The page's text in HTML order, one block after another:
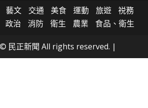
藝文 交通 美食 運動 旅遊
祱務
政治 消防 衛生 農業 食品、衛生
民正新聞 All rights reserved. |